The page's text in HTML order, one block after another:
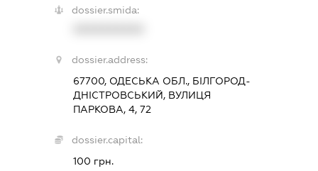
dossier.smida:
dossier.address:
67700, ОДЕСЬКА ОБЛ., БІЛГОРОД-
ДНІСТРОВСЬКИЙ, ВУЛИЦЯ
ПАРКОВА, 4, 72
dossier.capital:
100 грн.